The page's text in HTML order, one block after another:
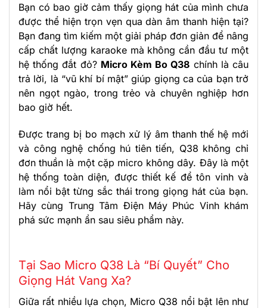
Bạn có bao giờ cảm thấy giọng hát của mình chưa
được thể hiện trọn vẹn qua dàn âm thanh hiện tại?
Bạn đang tìm kiếm một giải pháp đơn giản để nâng
cấp chất lượng karaoke mà không cần đầu tư một
hệ thống đắt đỏ? Micro Kèm Bo Q38 chính là câu
trả lời, là “vũ khí bí mật” giúp giọng ca của bạn trở
nên ngọt ngào, trong trẻo và chuyên nghiệp hơn
bao giờ hết.
Được trang bị bo mạch xử lý âm thanh thế hệ mới
và công nghệ chống hú tiên tiến, Q38 không chỉ
đơn thuần là một cặp micro không dây. Đây là một
hệ thống toàn diện, được thiết kế để tôn vinh và
làm nổi bật từng sắc thái trong giọng hát của bạn.
Hãy cùng Trung Tâm Điện Máy Phúc Vinh khám
phá sức mạnh ẩn sau siêu phẩm này.
Tại Sao Micro Q38 Là “Bí Quyết” Cho
Giọng Hát Vang Xa?
Giữa rất nhiều lựa chọn, Micro Q38 nổi bật lên như